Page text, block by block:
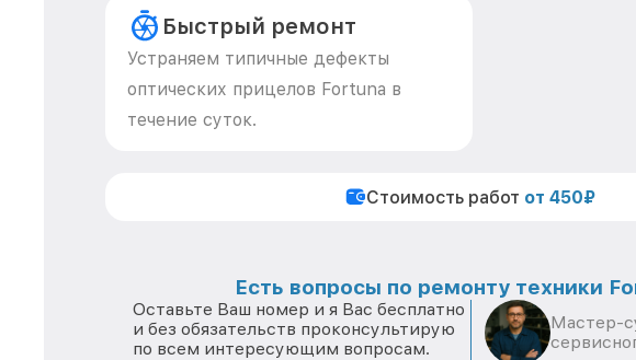
Быстрый ремонт
Устраняем типичные дефекты
оптических прицелов Fortuna в
течение суток.
Стоимость работ от 450₽
Есть вопросы по ремонту техники
Оставьте Ваш номер и я Вас бесплатно
и без обязательств проконсультирую
по всем интересующим вопросам.
Мастер-